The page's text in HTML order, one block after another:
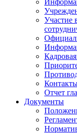
Участие
Отчет
Документы